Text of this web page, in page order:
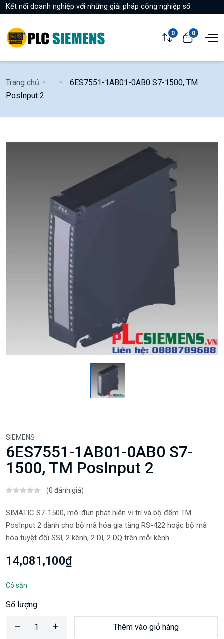
Kết nối doanh nghiệp với những giải pháp công nghiệp số.
0 0
Trang chủ
6ES7551-1AB01-0AB0 S7-1500, TM
PosInput 2
SIEMENS
6ES7551-1AB01-0AB0 S7-
1500, TM PosInput 2
(0 đánh giá)
SIMATIC S7-1500, mô-đun phát hiện vị trí và bộ đếm TM
PosInput 2 dành cho bộ mã hóa gia tăng RS-422 hoặc bộ mã
hóa tuyệt đối SSI, 2 kênh, 2 DI, 2 DQ trên mỗi kênh
14,081,100₫
Có sẵn
Số lượng
Thêm vào giỏ hàng